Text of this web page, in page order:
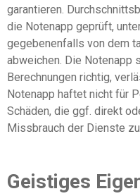
garantieren.
die Notenapp geprüft,
gegebenenfalls von dem
abweichen. Die Notenapp
Berechnungen richtig,
Notenapp haftet nicht für
Schäden, die ggf. direkt
Missbrauch der Dienste
Geistiges